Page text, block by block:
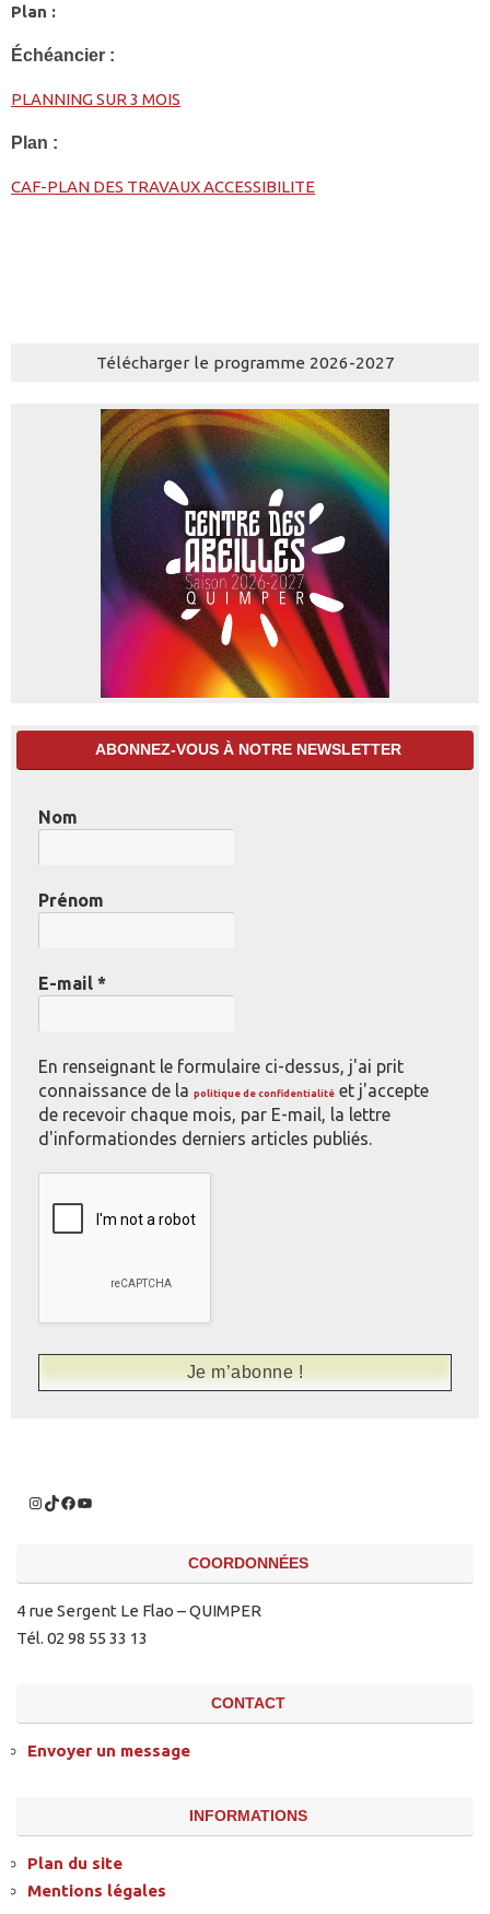
Plan :
Échéancier :
PLANNING SUR 3 MOIS
Plan :
CAF-PLAN DES TRAVAUX ACCESSIBILITE
Télécharger le programme 2026-2027
ABONNEZ-VOUS À NOTRE NEWSLETTER
Nom
Prénom
E-mail *
En renseignant le formulaire ci-dessus, j'ai prit
connaissance de la politique de confidentialité et j'accepte
de recevoir chaque mois, par E-mail, la lettre
d'informationdes derniers articles publiés.
COORDONNÉES
4 rue Sergent Le Flao – QUIMPER
Tél. 02 98 55 33 13
CONTACT
Envoyer un message
INFORMATIONS
Plan du site
Mentions légales